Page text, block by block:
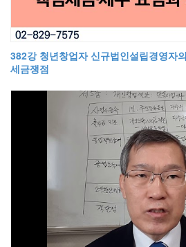
382강 청년창업자 신규법인설립경영자
세금쟁점